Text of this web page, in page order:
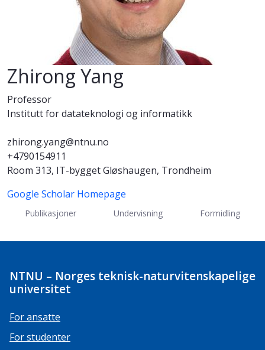
Zhirong Yang
Professor
Institutt for datateknologi og informatikk
zhirong.yang@ntnu.no
+4790154911
Room 313, IT-bygget Gløshaugen, Trondheim
Google Scholar Homepage
Publikasjoner Undervisning Formidling
NTNU – Norges teknisk-naturvitenskapelige
universitet
For ansatte
For studenter